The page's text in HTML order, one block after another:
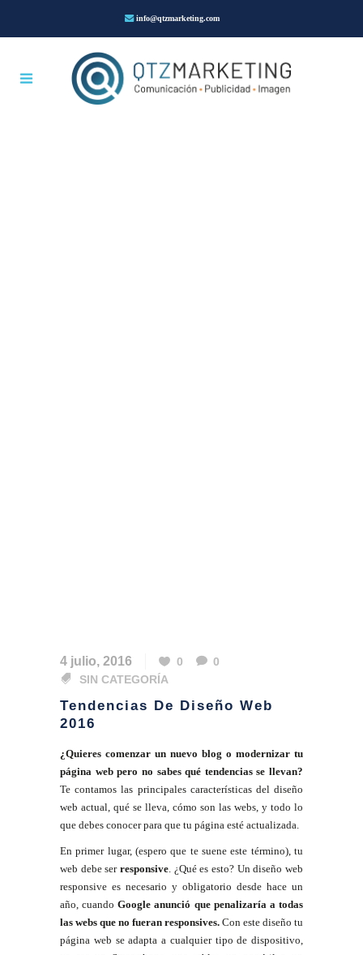
info@qtzmarketing.com
4 julio, 2016 0
0
SIN CATEGORÍA
Tendencias De Diseño Web
2016
¿Quieres comenzar un nuevo blog o modernizar tu
página web pero no sabes qué tendencias se llevan?
Te contamos las principales características del diseño
web actual, qué se lleva, cómo son las webs, y todo lo
que debes conocer para que tu página esté actualizada.
En primer lugar, (espero que te suene este término), tu
web debe ser responsive. ¿Qué es esto? Un diseño web
responsive es necesario y obligatorio desde hace un
año, cuandoGoogle anunció que penalizaría a todas
las webs que no fueran responsives. Con este diseño tu
página web se adapta a cualquier tipo de dispositivo,